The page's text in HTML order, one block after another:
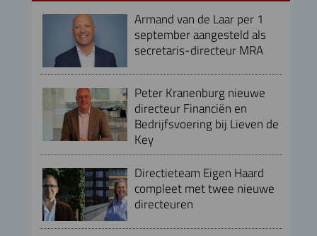
Armand van de Laar per 1
september aangesteld als
secretaris-directeur MRA
Peter Kranenburg nieuwe
directeur Financiën en
Bedrijfsvoering bij Lieven de
Key
Directieteam Eigen Haard
compleet met twee nieuwe
directeuren